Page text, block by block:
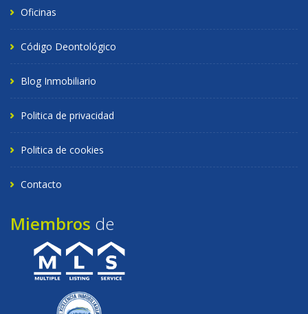
Oficinas
Código Deontológico
Blog Inmobiliario
Politica de privacidad
Politica de cookies
Contacto
Miembros de